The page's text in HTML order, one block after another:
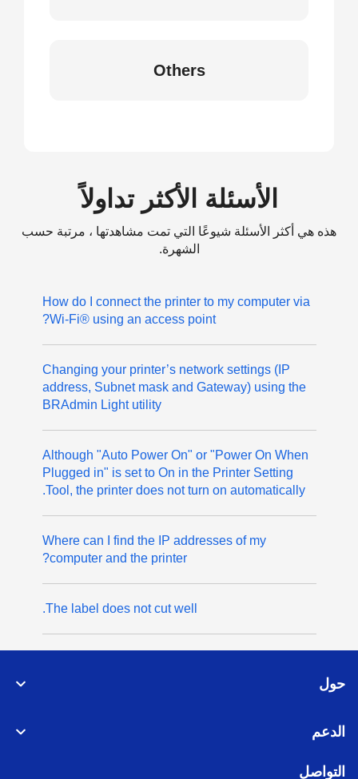
Others
الأسئلة الأكثر تداولاً
هذه هي أكثر الأسئلة شيوعًا التي تمت مشاهدتها ، مرتبة حسب
الشهرة.
How do I connect the printer to my computer via
Wi-Fi® using an access point?
Changing your printer’s network settings (IP
address, Subnet mask and Gateway) using the
BRAdmin Light utility
Although "Auto Power On" or "Power On When
Plugged in" is set to On in the Printer Setting
Tool, the printer does not turn on automatically.
Where can I find the IP addresses of my
computer and the printer?
The label does not cut well.
حول
الدعم
التواصل